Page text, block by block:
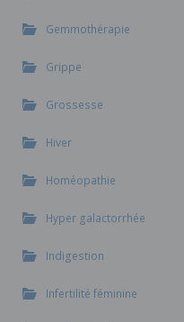
Gemmothérapie
Grippe
Grossesse
Hiver
Homéopathie
Hyper galactorrhée
Indigestion
Infertilité féminine